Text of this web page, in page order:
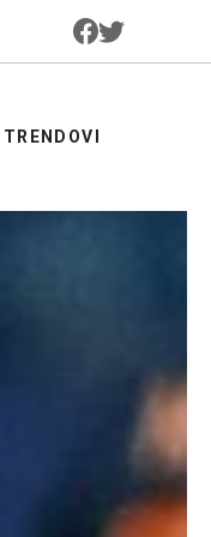
TRENDOVI